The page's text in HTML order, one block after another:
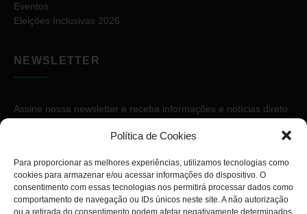
Política de Cookies
Para proporcionar as melhores experiências, utilizamos tecnologias como
cookies para armazenar e/ou acessar informações do dispositivo. O
consentimento com essas tecnologias nos permitirá processar dados como
comportamento de navegação ou IDs únicos neste site. A não autorização
ou a retirada do consentimento podem afetar negativamente determinados
Eventos
Eleições Inclusivas 2026
NEWSLETTER
Assine nossa newsletter e receba informações e notícias direto